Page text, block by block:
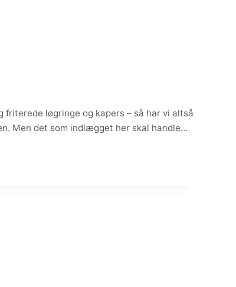
friterede løgringe og kapers – så har vi altså
Men det som indlægget her skal handle…